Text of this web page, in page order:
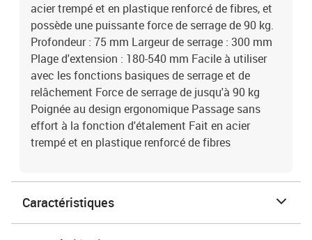
acier trempé et en plastique renforcé de fibres, et
possède une puissante force de serrage de 90 kg.
Profondeur : 75 mm Largeur de serrage : 300 mm
Plage d'extension : 180-540 mm Facile à utiliser
avec les fonctions basiques de serrage et de
relâchement Force de serrage de jusqu'à 90 kg
Poignée au design ergonomique Passage sans
effort à la fonction d'étalement Fait en acier
trempé et en plastique renforcé de fibres
Caractéristiques